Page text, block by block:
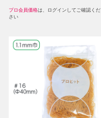
プロ会員価格は、ログインしてご確認くだ
さい